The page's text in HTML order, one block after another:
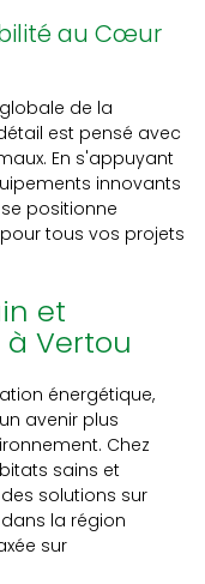
au Cœur
de la
est pensé avec
En s'appuyant
innovants
positionne
tous vos projets
et
Vertou
énergétique,
avenir plus
Chez
sains et
solutions sur
la région
sur